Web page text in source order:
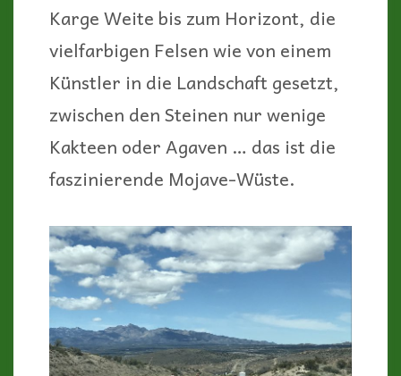
Karge Weite bis zum Horizont, die
vielfarbigen Felsen wie von einem
Künstler in die Landschaft gesetzt,
zwischen den Steinen nur wenige
Kakteen oder Agaven … das ist die
faszinierende Mojave-Wüste.